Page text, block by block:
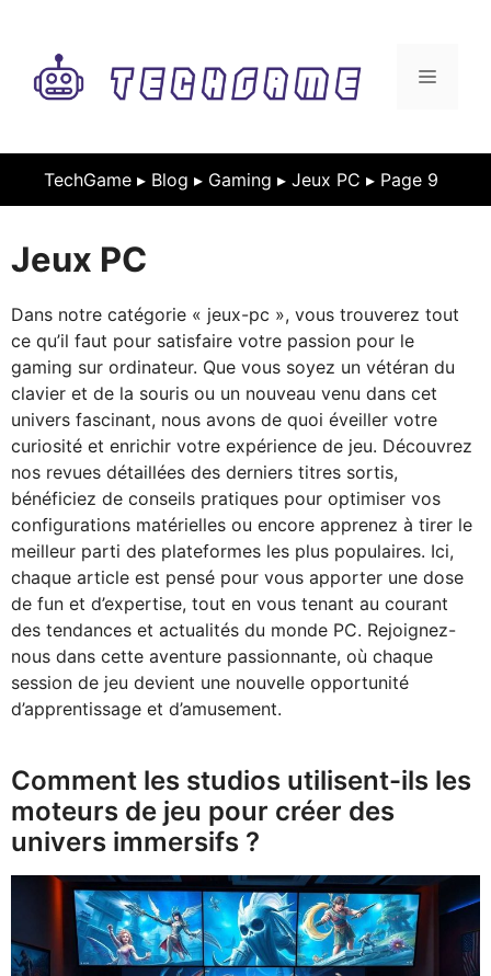
contenu
MENU
TechGame ▸ Blog ▸ Gaming ▸ Jeux PC ▸ Page 9
Jeux PC
Dans notre catégorie « jeux-pc », vous trouverez tout
ce qu’il faut pour satisfaire votre passion pour le
gaming sur ordinateur. Que vous soyez un vétéran du
clavier et de la souris ou un nouveau venu dans cet
univers fascinant, nous avons de quoi éveiller votre
curiosité et enrichir votre expérience de jeu. Découvrez
nos revues détaillées des derniers titres sortis,
bénéficiez de conseils pratiques pour optimiser vos
configurations matérielles ou encore apprenez à tirer le
meilleur parti des plateformes les plus populaires. Ici,
chaque article est pensé pour vous apporter une dose
de fun et d’expertise, tout en vous tenant au courant
des tendances et actualités du monde PC. Rejoignez-
nous dans cette aventure passionnante, où chaque
session de jeu devient une nouvelle opportunité
d’apprentissage et d’amusement.
Comment les studios utilisent-ils les
moteurs de jeu pour créer des
univers immersifs ?